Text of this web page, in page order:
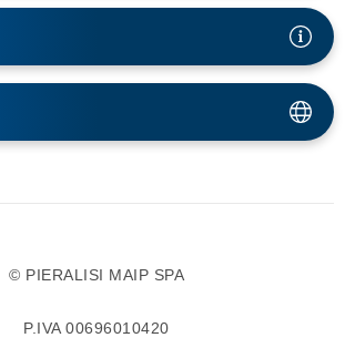
© PIERALISI MAIP SPA
P.IVA 00696010420